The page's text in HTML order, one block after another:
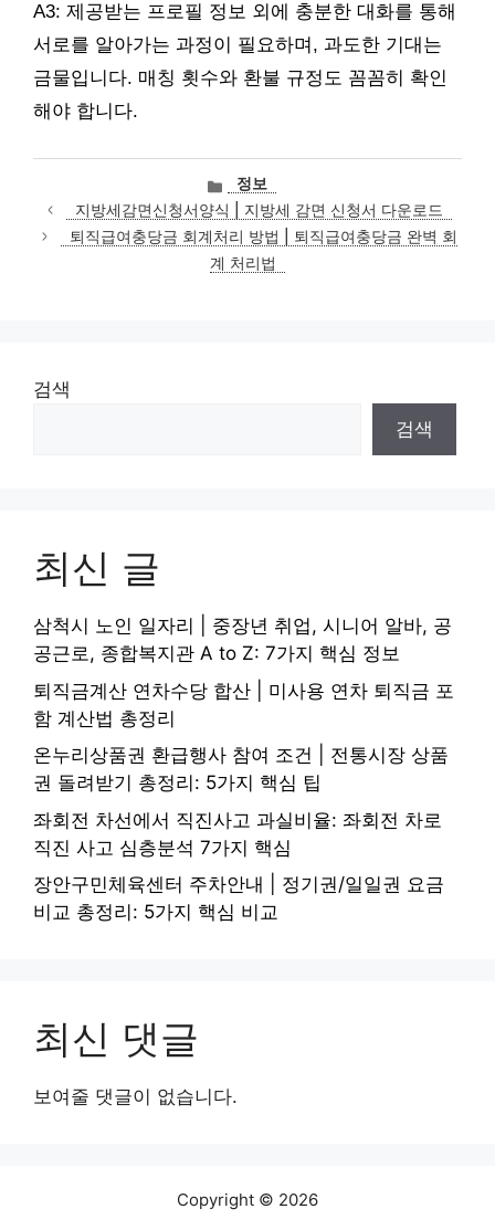
A3: 제공받는 프로필 정보 외에 충분한 대화를 통해
서로를 알아가는 과정이 필요하며, 과도한 기대는
금물입니다. 매칭 횟수와 환불 규정도 꼼꼼히 확인
해야 합니다.
카
테
고
리
정보
지방세감면신청서양식 | 지방세 감면 신청서 다운로드
퇴직급여충당금 회계처리 방법 | 퇴직급여충당금 완벽 회
계 처리법
검색
검색
최신 글
삼척시 노인 일자리 | 중장년 취업, 시니어 알바, 공
공근로, 종합복지관 A to Z: 7가지 핵심 정보
퇴직금계산 연차수당 합산 | 미사용 연차 퇴직금 포
함 계산법 총정리
온누리상품권 환급행사 참여 조건 | 전통시장 상품
권 돌려받기 총정리: 5가지 핵심 팁
좌회전 차선에서 직진사고 과실비율: 좌회전 차로
직진 사고 심층분석 7가지 핵심
장안구민체육센터 주차안내 | 정기권/일일권 요금
비교 총정리: 5가지 핵심 비교
최신 댓글
보여줄 댓글이 없습니다.
Copyright © 2026